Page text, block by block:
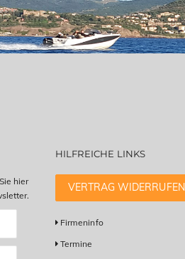
hier
HILFREICHE LINKS
VERTRAG WIDERRUFEN
Firmeninfo
Termine